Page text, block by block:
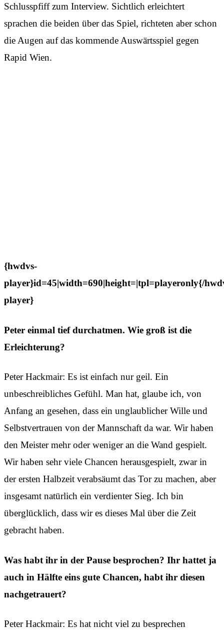
Schlusspfiff zum Interview. Sichtlich erleichtert
sprachen die beiden über das Spiel, richteten aber schon
die Augen auf das kommende Auswärtsspiel gegen
Rapid Wien.
{hwdvs-
player}id=45|width=690|height=|tpl=playeronly{/
player}
Peter einmal tief durchatmen. Wie groß ist die
Erleichterung?
Peter Hackmair: Es ist einfach nur geil. Ein
unbeschreibliches Gefühl. Man hat, glaube ich, von
Anfang an gesehen, dass ein unglaublicher Wille und
Selbstvertrauen von der Mannschaft da war. Wir haben
den Meister mehr oder weniger an die Wand gespielt.
Wir haben sehr viele Chancen herausgespielt, zwar in
der ersten Halbzeit verabsäumt das Tor zu machen, aber
insgesamt natürlich ein verdienter Sieg. Ich bin
überglücklich, dass wir es dieses Mal über die Zeit
gebracht haben.
Was habt ihr in der Pause besprochen? Ihr hattet ja
auch in Hälfte eins gute Chancen, habt ihr diesen
nachgetrauert?
Peter Hackmair: Es hat nicht viel zu besprechen